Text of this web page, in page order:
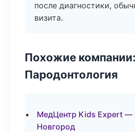
после диагностики,
визита.
Похожие компании:
Пародонтология
МедЦентр Kids Expert —
Новгород